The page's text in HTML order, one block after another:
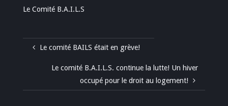
Le Comité B.A.I.L.S
Le comité BAILS était en grève!
Le comité B.A.I.L.S. continue la lutte! Un hiver
occupé pour le droit au logement!